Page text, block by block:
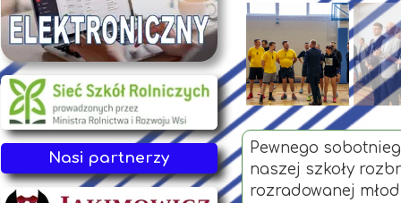
Nasi partnerzy
Pewnego
naszej szkoły
rozradowanej